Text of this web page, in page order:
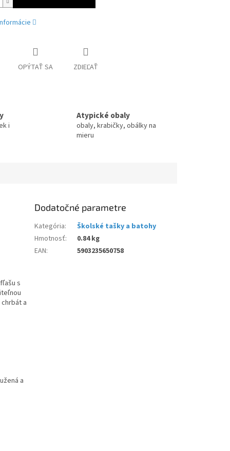
OPÝTAŤ SA ZDIEĽAŤ
i
Atypické obaly
obaly, krabičky, obálky na
mieru
s
a
a
Dodatočné parametre
Kategória:
Školské tašky a batohy
Hmotnosť:
0.84 kg
EAN: 5903235650758